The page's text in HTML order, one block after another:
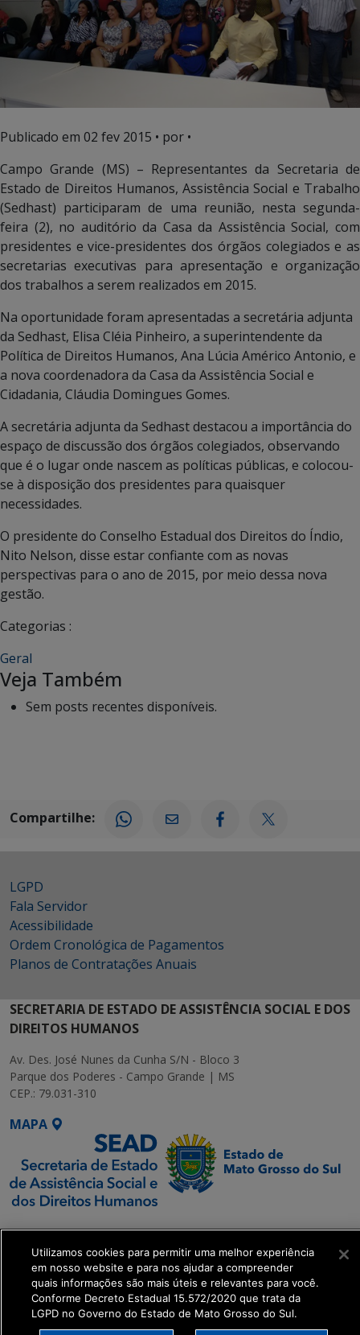
Publicado em 02 fev 2015 • por •
Campo Grande (MS) – Representantes da Secretaria de
Estado de Direitos Humanos, Assistência Social e Trabalho
(Sedhast) participaram de uma reunião, nesta segunda-
feira (2), no auditório da Casa da Assistência Social, com
presidentes e vice-presidentes dos órgãos colegiados e as
secretarias executivas para apresentação e organização
dos trabalhos a serem realizados em 2015.
Na oportunidade foram apresentadas a secretária adjunta
da Sedhast, Elisa Cléia Pinheiro, a superintendente da
Política de Direitos Humanos, Ana Lúcia Américo Antonio, e
a nova coordenadora da Casa da Assistência Social e
Cidadania, Cláudia Domingues Gomes.
A secretária adjunta da Sedhast destacou a importância do
espaço de discussão dos órgãos colegiados, observando
que é o lugar onde nascem as políticas públicas, e colocou-
se à disposição dos presidentes para quaisquer
necessidades.
O presidente do Conselho Estadual dos Direitos do Índio,
Nito Nelson, disse estar confiante com as novas
perspectivas para o ano de 2015, por meio dessa nova
gestão.
Categorias :
Geral
Veja Também
Sem posts recentes disponíveis.
Compartilhe:
LGPD
Fala Servidor
Acessibilidade
Ordem Cronológica de Pagamentos
Planos de Contratações Anuais
SECRETARIA DE ESTADO DE ASSISTÊNCIA SOCIAL E DOS
DIREITOS HUMANOS
Av. Des. José Nunes da Cunha S/N - Bloco 3
Parque dos Poderes - Campo Grande | MS
CEP.: 79.031-310
MAPA
SETDIG | Secretaria-
Executiva de
Transformação Digital
get_footer();
Utilizamos cookies para permitir uma melhor experiência
em nosso website e para nos ajudar a compreender
quais informações são mais úteis e relevantes para você.
Conforme Decreto Estadual 15.572/2020 que trata da
LGPD no Governo do Estado de Mato Grosso do Sul.